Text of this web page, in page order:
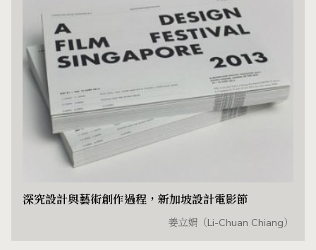
深究設計與藝術創作過程，新加坡設計電影節
姜立娟（Li-Chuan Chiang）